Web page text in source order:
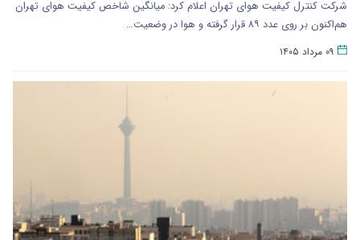
شرکت کنترل کیفیت هوای تهران اعلام کرد: میانگین شاخص کیفیت هوای تهران
هم‌اکنون بر روی عدد ۸۹ قرار گرفته و هوا در وضعیت…
۰۹ مرداد ۱۴۰۵